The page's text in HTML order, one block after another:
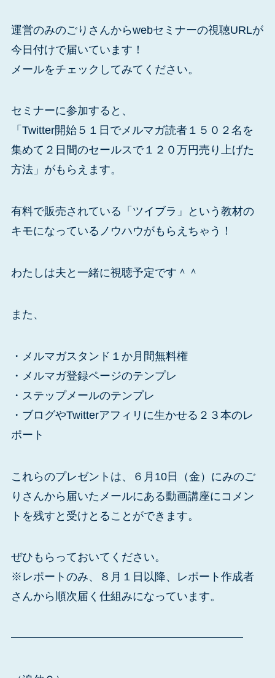
運営のみのごりさんからwebセミナーの視聴URLが
今日付けで届いています！
メールをチェックしてみてください。
セミナーに参加すると、
「Twitter開始５１日でメルマガ読者１５０２名を
集めて２日間のセールスで１２０万円売り上げた
方法」がもらえます。
有料で販売されている「ツイブラ」という教材の
キモになっているノウハウがもらえちゃう！
わたしは夫と一緒に視聴予定です＾＾
また、
・メルマガスタンド１か月間無料権
・メルマガ登録ページのテンプレ
・ステップメールのテンプレ
・ブログやTwitterアフィリに生かせる２３本のレ
ポート
これらのプレゼントは、６月10日（金）にみのご
りさんから届いたメールにある動画講座にコメン
トを残すと受けとることができます。
ぜひもらっておいてください。
※レポートのみ、８月１日以降、レポート作成者
さんから順次届く仕組みになっています。
━━━━━━━━━━━━━━━━━━━━━